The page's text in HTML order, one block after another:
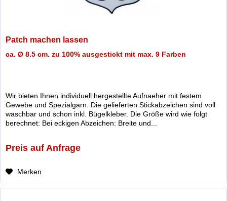
Patch machen lassen
ca. Ø 8.5 cm. zu 100% ausgestickt mit max. 9 Farben
Wir bieten Ihnen individuell hergestellte Aufnaeher mit festem
Gewebe und Spezialgarn. Die gelieferten Stickabzeichen sind voll
waschbar und schon inkl. Bügelkleber. Die Größe wird wie folgt
berechnet: Bei eckigen Abzeichen: Breite und...
Preis auf Anfrage
Merken